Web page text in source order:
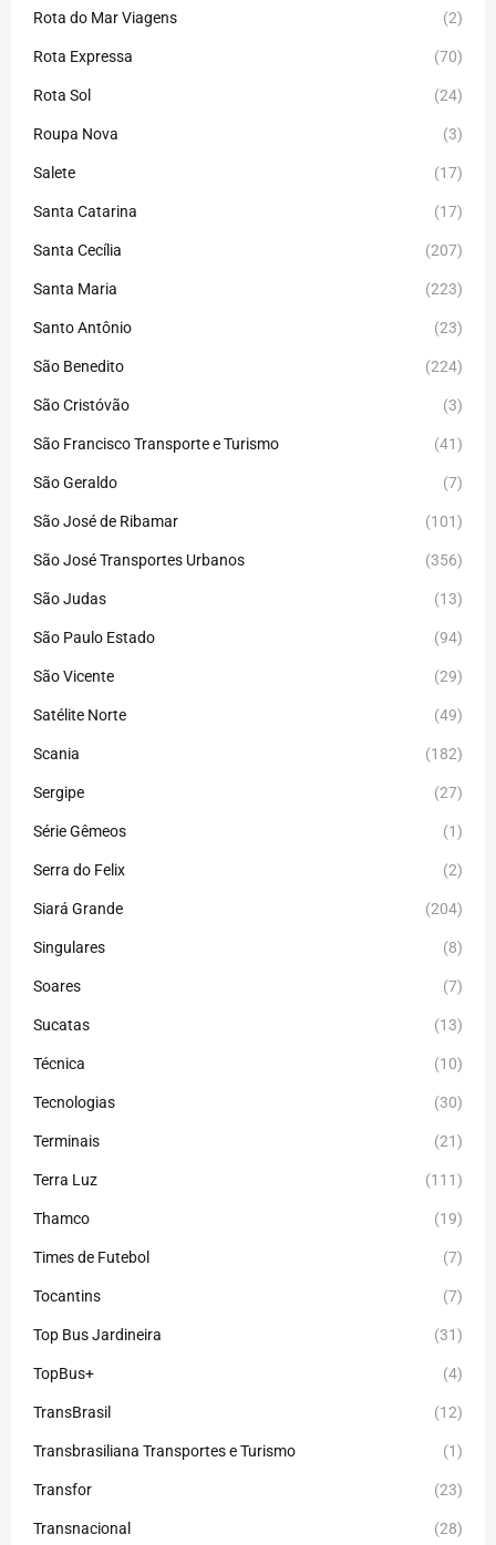
Rota do Mar Viagens (2)
Rota Expressa (70)
Rota Sol (24)
Roupa Nova (3)
Salete (17)
Santa Catarina (17)
Santa Cecília (207)
Santa Maria (223)
Santo Antônio (23)
São Benedito (224)
São Cristóvão (3)
São Francisco Transporte e Turismo (41)
São Geraldo (7)
São José de Ribamar (101)
São José Transportes Urbanos (356)
São Judas (13)
São Paulo Estado (94)
São Vicente (29)
Satélite Norte (49)
Scania (182)
Sergipe (27)
Série Gêmeos (1)
Serra do Felix (2)
Siará Grande (204)
Singulares (8)
Soares (7)
Sucatas (13)
Técnica (10)
Tecnologias (30)
Terminais (21)
Terra Luz (111)
Thamco (19)
Times de Futebol (7)
Tocantins (7)
Top Bus Jardineira (31)
TopBus+ (4)
TransBrasil (12)
Transbrasiliana Transportes e Turismo (1)
Transfor (23)
Transnacional (28)